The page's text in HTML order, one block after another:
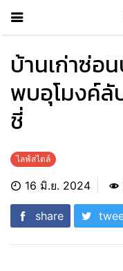
บ้านเก่าซ่อ
พบอุโมงค์ลั
ชี่
ไลฟ์สไตล์
16 มิ.ย. 2024
share